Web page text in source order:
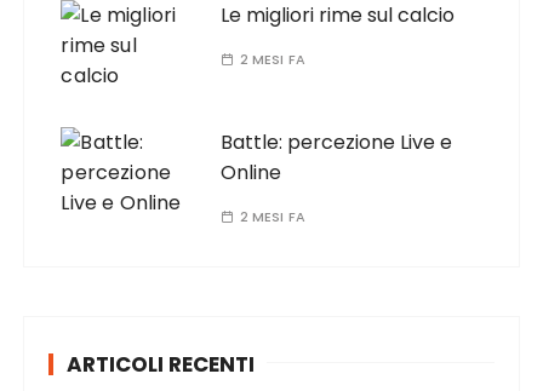
Le migliori rime sul calcio
2 MESI FA
Battle: percezione Live e
Online
2 MESI FA
ARTICOLI RECENTI